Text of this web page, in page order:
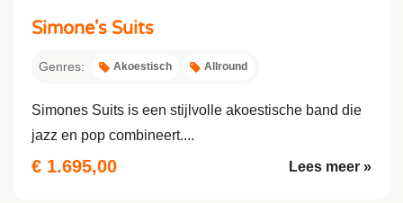
Simone's Suits
Genres: Akoestisch Allround
Simones Suits is een stijlvolle akoestische band die
jazz en pop combineert....
€ 1.695,00 Lees meer »